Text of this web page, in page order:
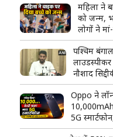
महिला ने
को जन्म,
लोगों ने
दुआ
पश्चिम
नौशाद
बोले-
Oppo ने
10,000mAh
5G